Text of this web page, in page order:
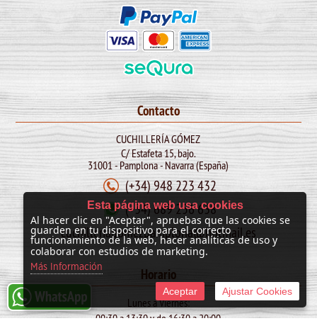
Contacto
CUCHILLERÍA GÓMEZ
C/ Estafeta 15, bajo.
31001 - Pamplona - Navarra (España)
(+34) 948 223 432
(+34) 689 256 638
cuchilleriagomezpamplona@hotmail.es
Horario
Lunes a Viernes:
09:30 a 13:30 y de 16:30 a 20:00
Esta página web usa cookies
Al hacer clic en "Aceptar", apruebas que las cookies se
guarden en tu dispositivo para el correcto
funcionamiento de la web, hacer analíticas de uso y
colaborar con estudios de marketing.
Más Información
Aceptar Ajustar Cookies